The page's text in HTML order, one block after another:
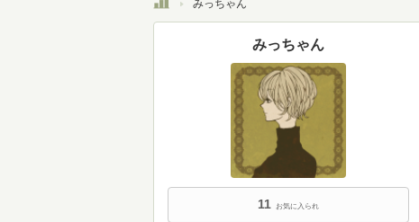
みっちゃん
みっちゃん
11 お気に入られ